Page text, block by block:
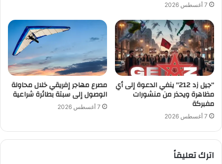
7 أغسطس 2026
“جيل زد 212” ينفي الدعوة إلى أي
مظاهرة ويحذر من منشورات
مفبركة
7 أغسطس 2026
مصرع مهاجر إفريقي خلال محاولة
الوصول إلى سبتة بطائرة شراعية
7 أغسطس 2026
اترك تعليقاً